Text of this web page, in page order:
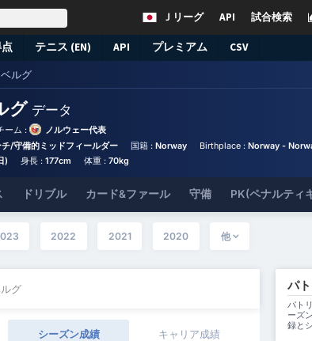
試合検索
API
Ｊリーグ
テニス (EN) API プレミアム CSV
ルグ
グ データ
ーム :
ノルウェー代表
/守備的ミッドフィールダー 国籍 : Norway Birthplace :Norway -
) 身長 : 177cm 体重 :70kg
ドリブル カード&ファール 守備 PK(ペナルティ
2022 2021 2020 他
グ
シーズン成績 キャリア成績
パ
パト
ーズ
録と